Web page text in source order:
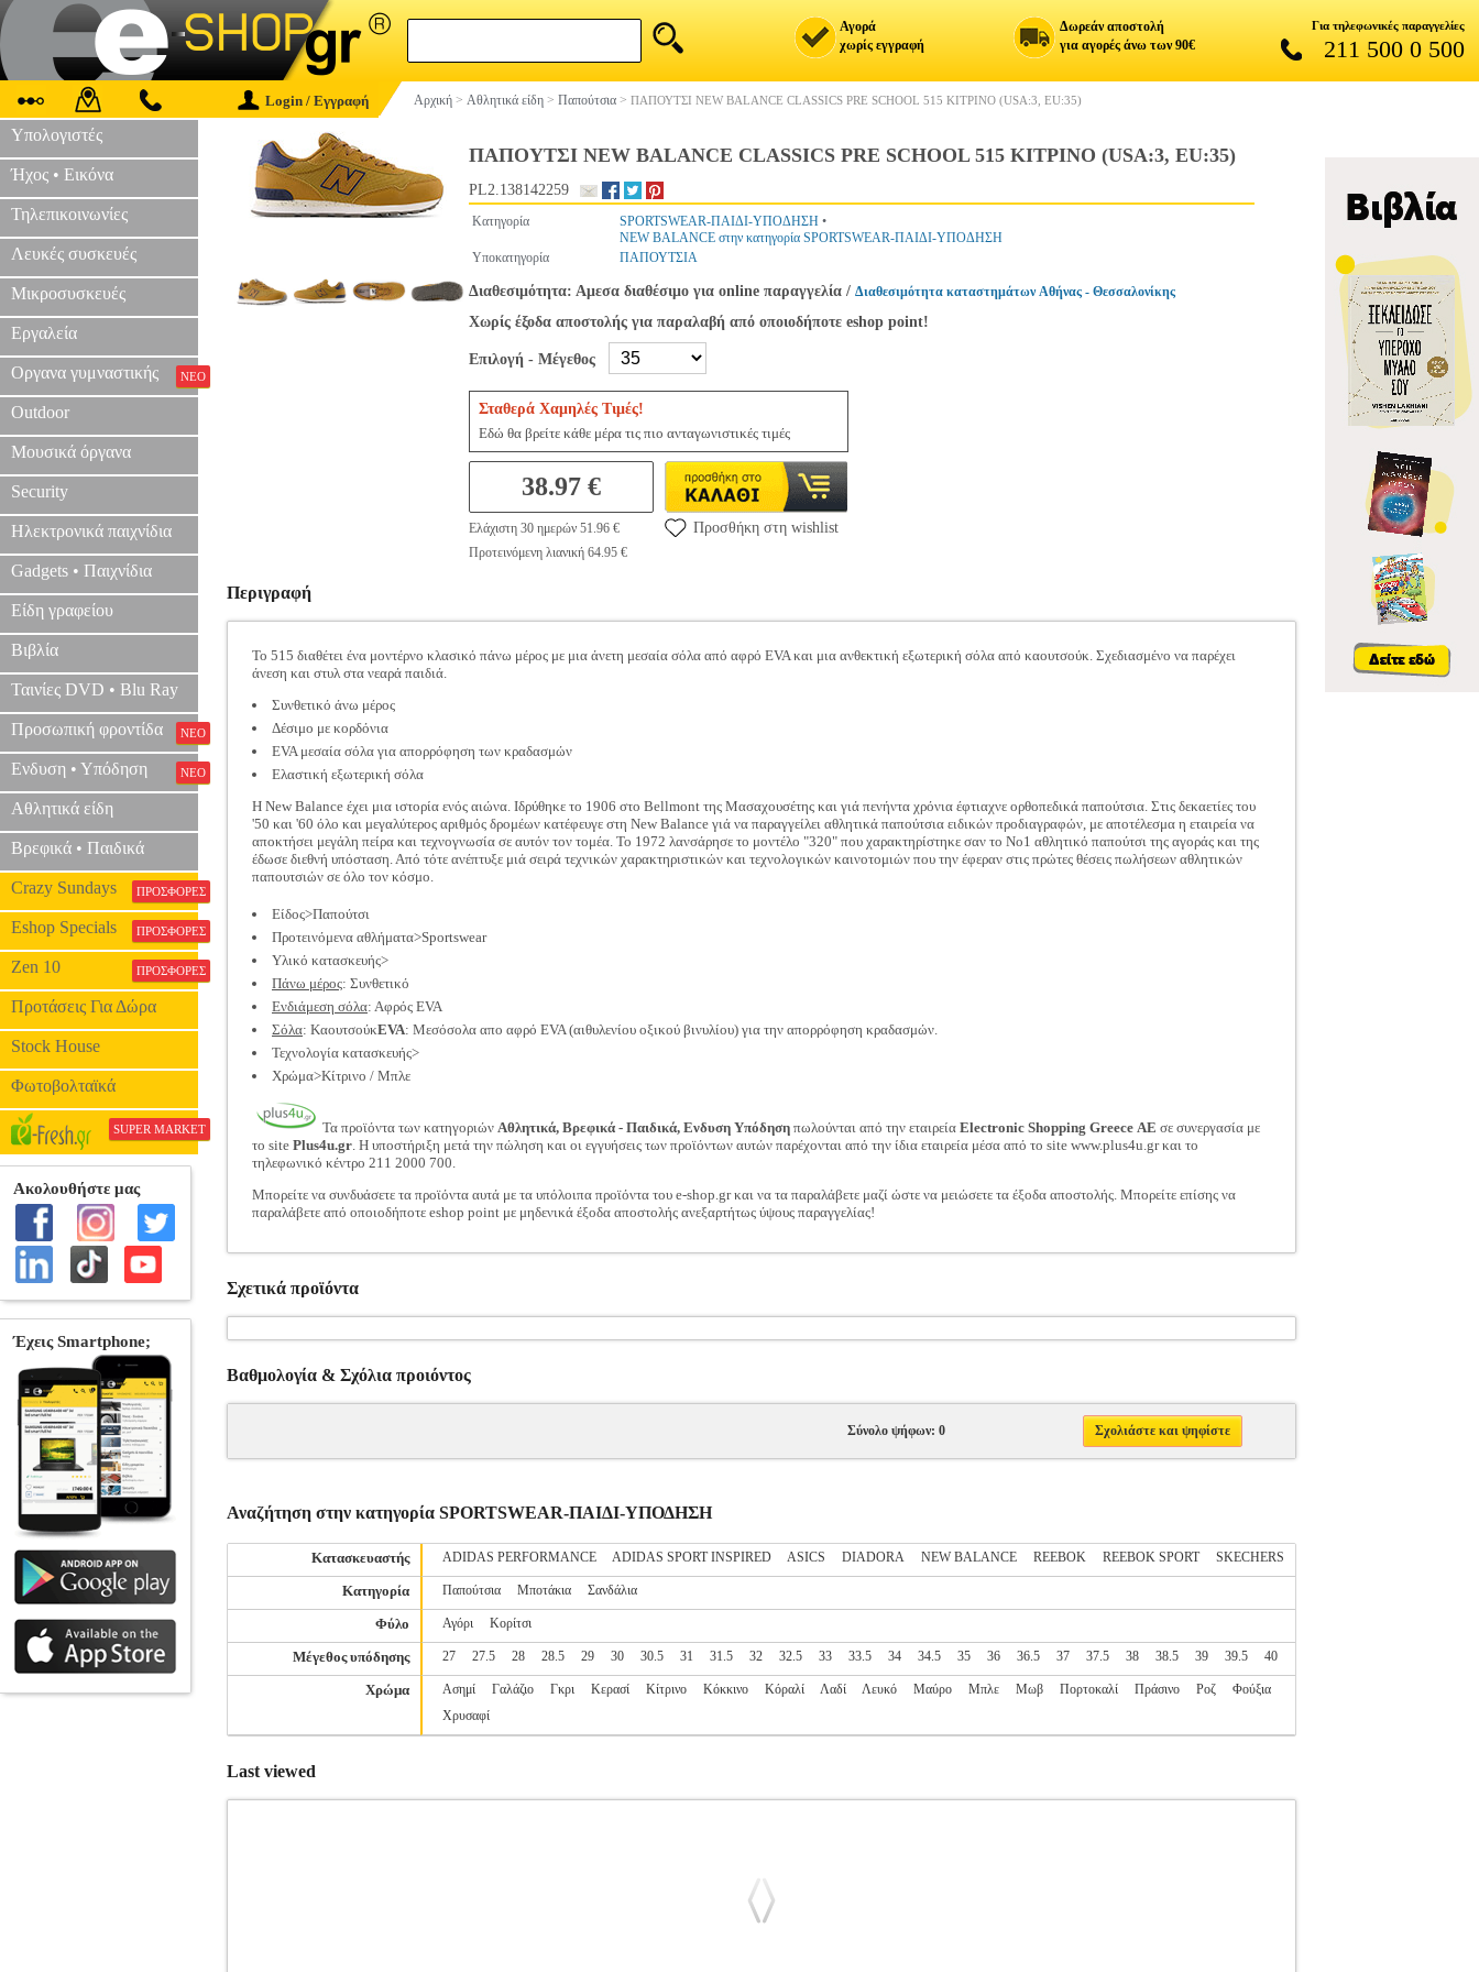
Αγορά
χωρίς εγγραφή
Δωρεάν αποστολή
για αγορές άνω των 90€
Για τηλεφωνικές παραγγελίες
211 500 0 500
Login / Εγγραφή Αρχική > Αθλητικά είδη > Παπούτσια > ΠΑΠΟΥΤΣΙ NEW BALANCE CLASSICS PRE SCHOOL 515 ΚΙΤΡΙΝΟ (USA:3, EU:35)
Υπολογιστές
Ήχος • Εικόνα
Τηλεπικοινωνίες
Λευκές συσκευές
Μικροσυσκευές
Εργαλεία
Οργανα γυμναστικής ΝΕΟ
Outdoor
Μουσικά όργανα
Security
Ηλεκτρονικά παιχνίδια
Gadgets • Παιχνίδια
Είδη γραφείου
Βιβλία
Ταινίες DVD • Blu Ray
Προσωπική φροντίδα ΝΕΟ
Ενδυση • Υπόδηση ΝΕΟ
Αθλητικά είδη
Βρεφικά • Παιδικά
Crazy Sundays ΠΡΟΣΦΟΡΕΣ
Eshop Specials ΠΡΟΣΦΟΡΕΣ
Zen 10 ΠΡΟΣΦΟΡΕΣ
Προτάσεις Για Δώρα
Stock House
Φωτοβολταϊκά
SUPER MARKET
ΠΑΠΟΥΤΣΙ NEW BALANCE CLASSICS PRE SCHOOL 515 ΚΙΤΡΙΝΟ (USA:3, EU:35)
PL2.138142259
Κατηγορία SPORTSWEAR-ΠΑΙΔΙ-ΥΠΟΔΗΣΗ •
NEW BALANCE στην κατηγορία SPORTSWEAR-ΠΑΙΔΙ-ΥΠΟΔΗΣΗ
Υποκατηγορία
ΠΑΠΟΥΤΣΙΑ
Διαθεσιμότητα: Αμεσα διαθέσιμο για online παραγγελία / Διαθεσιμότητα καταστημάτων Αθήνας - Θεσσαλονίκης
Χωρίς έξοδα αποστολής για παραλαβή από οποιοδήποτε eshop point!
Επιλογή - Μέγεθος
Σταθερά Χαμηλές Τιμές!
Εδώ θα βρείτε κάθε μέρα τις πιο ανταγωνιστικές τιμές
38.97 €
Ελάχιστη 30 ημερών 51.96 €
Προτεινόμενη λιανική 64.95 €
Προσθήκη στη wishlist
Περιγραφή
Το 515 διαθέτει ένα μοντέρνο κλασικό πάνω μέρος με μια άνετη μεσαία σόλα από αφρό EVA και μια ανθεκτική εξωτερική σόλα από καουτσούκ. Σχεδιασμένο να παρέχει
άνεση και στυλ στα νεαρά παιδιά.
Συνθετικό άνω μέρος
Δέσιμο με κορδόνια
EVA μεσαία σόλα για απορρόφηση των κραδασμών
Ελαστική εξωτερική σόλα
H Νew Balance έχει μια ιστορία ενός αιώνα. Ιδρύθηκε το 1906 στο Bellmont της Μασαχουσέτης και γιά πενήντα χρόνια έφτιαχνε ορθοπεδικά παπούτσια. Στις δεκαετίες του
'50 και '60 όλο και μεγαλύτερος αριθμός δρομέων κατέφευγε στη New Balance γιά να παραγγείλει αθλητικά παπούτσια ειδικών προδιαγραφών, με αποτέλεσμα η εταιρεία να
αποκτήσει μεγάλη πείρα και τεχνογνωσία σε αυτόν τον τομέα. Το 1972 λανσάρησε το μοντέλο "320" που χαρακτηρίστηκε σαν το Νο1 αθλητικό παπούτσι της αγοράς και της
έδωσε διεθνή υπόσταση. Από τότε ανέπτυξε μιά σειρά τεχνικών χαρακτηριστικών και τεχνολογικών καινοτομιών που την έφεραν στις πρώτες θέσεις πωλήσεων αθλητικών
παπουτσιών σε όλο τον κόσμο.
Είδος>Παπούτσι
Προτεινόμενα αθλήματα>Sportswear
Υλικό κατασκευής>
Πάνω μέρος: Συνθετικό
Ενδιάμεση σόλα: Αφρός EVA
Σόλα: ΚαουτσούκEVA: Μεσόσολα απο αφρό EVA (αιθυλενίου οξικού βινυλίου) για την απορρόφηση κραδασμών.
Τεχνολογία κατασκευής>
Χρώμα>Κίτρινο / Μπλε
Τα προϊόντα των κατηγοριών Αθλητικά, Βρεφικά - Παιδικά, Ενδυση Υπόδηση πωλούνται από την εταιρεία Electronic Shopping Greece ΑΕ σε συνεργασία με
το site Plus4u.gr. Η υποστήριξη μετά την πώληση και οι εγγυήσεις των προϊόντων αυτών παρέχονται από την ίδια εταιρεία μέσα από το site www.plus4u.gr και το
τηλεφωνικό κέντρο 211 2000 700.
Μπορείτε να συνδυάσετε τα προϊόντα αυτά με τα υπόλοιπα προϊόντα του e-shop.gr και να τα παραλάβετε μαζί ώστε να μειώσετε τα έξοδα αποστολής. Μπορείτε επίσης να
παραλάβετε από οποιοδήποτε eshop point με μηδενικά έξοδα αποστολής ανεξαρτήτως ύψους παραγγελίας!
Σχετικά προϊόντα
Βαθμολογία & Σχόλια προιόντος
Σύνολο ψήφων: 0 Σχολιάστε και ψηφίστε
Αναζήτηση στην κατηγορία SPORTSWEAR-ΠΑΙΔΙ-ΥΠΟΔΗΣΗ
Κατασκευαστής ADIDAS PERFORMANCE ADIDAS SPORT INSPIRED ASICS DIADORA NEW BALANCE REEBOK REEBOK SPORT SKECHERS
Κατηγορία Παπούτσια Μποτάκια Σανδάλια
Φύλο Αγόρι Κορίτσι
Μέγεθος υπόδησης 27 27.5 28 28.5 29 30 30.5 31 31.5 32 32.5 33 33.5 34 34.5 35 36 36.5 37 37.5 38 38.5 39 39.5 40
Χρώμα Ασημί Γαλάζιο Γκρι Κερασί Κίτρινο Κόκκινο Κόραλί Λαδί Λευκό Μαύρο Μπλε Μωβ Πορτοκαλί Πράσινο Ροζ
Φούξια
Χρυσαφί
Last viewed